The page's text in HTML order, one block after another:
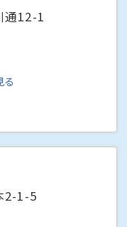
通12-1
る
2-1-5